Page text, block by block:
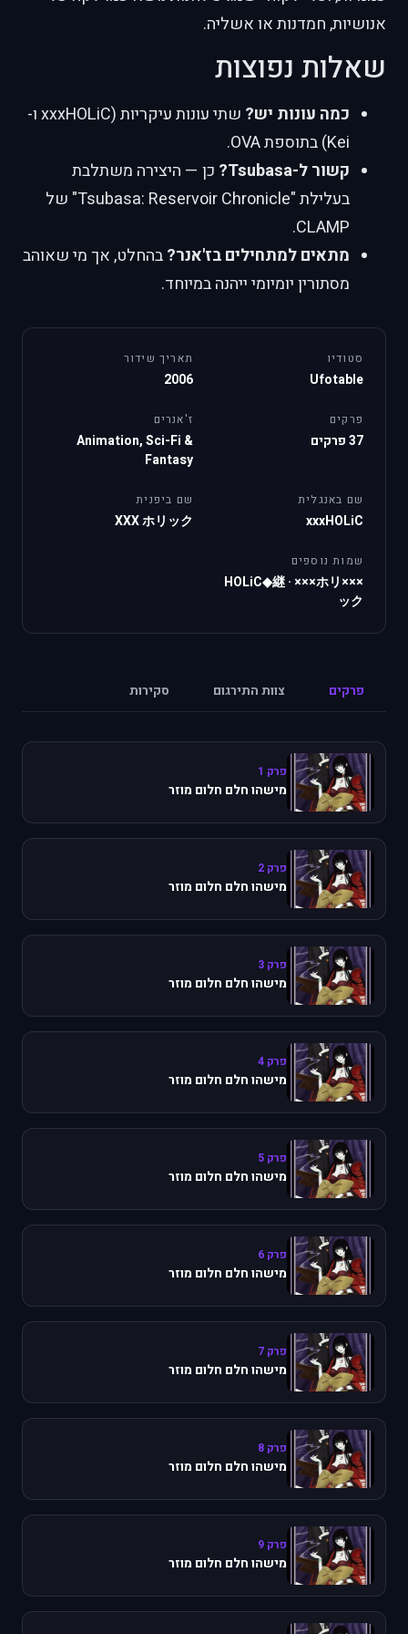
אנושיות, חמדנות או אשליה.
שאלות נפוצות
כמה עונות יש?
שתי עונות עיקריות (xxxHOLiC ו-
Kei) בתוספת OVA.
קשור ל-Tsubasa?
כן — היצירה משתלבת
בעלילת "Tsubasa: Reservoir Chronicle" של
CLAMP.
מתאים למתחילים בז'אנר?בהחלט, אך מי שאוהב
מסתורין יומיומי ייהנה במיוחד.
סטודיו
Ufotable
תאריך שידור
2006
פרקים
37 פרקים
ז'אנרים
Animation, Sci-Fi &
Fantasy
שם באנגלית
xxxHOLiC
שם ביפנית
XXX ホリック
שמות נוספים
×××HOLiC◆継
· ×××ホリ
ック
פרקים צוות התירגום סקירות
פרק 1
מישהו חלם חלום מוזר
פרק 2
מישהו חלם חלום מוזר
פרק 3
מישהו חלם חלום מוזר
פרק 4
מישהו חלם חלום מוזר
פרק 5
מישהו חלם חלום מוזר
פרק 6
מישהו חלם חלום מוזר
פרק 7
מישהו חלם חלום מוזר
פרק 8
מישהו חלם חלום מוזר
פרק 9
מישהו חלם חלום מוזר